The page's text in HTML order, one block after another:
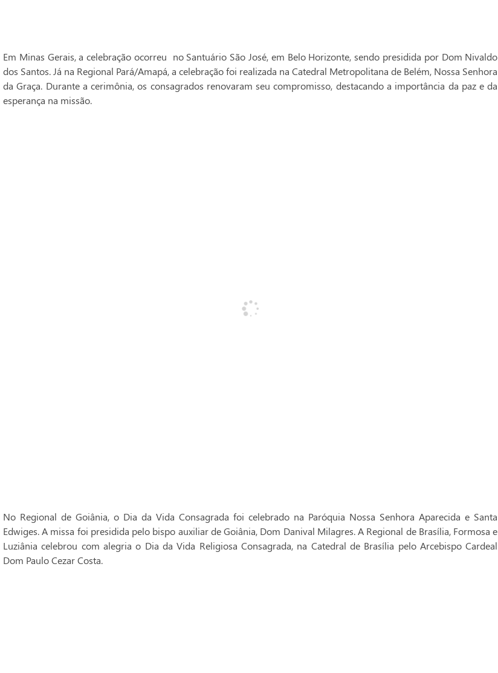
Em Minas Gerais, a celebração ocorreu no Santuário São José, em Belo Horizonte, sendo presidida por Dom Nivaldo
dos Santos. Já na Regional Pará/Amapá, a celebração foi realizada na Catedral Metropolitana de Belém, Nossa Senhora
da Graça. Durante a cerimônia, os consagrados renovaram seu compromisso, destacando a importância da paz e da
esperança na missão.
No Regional de Goiânia, o Dia da Vida Consagrada foi celebrado na Paróquia Nossa Senhora Aparecida e Santa
Edwiges. A missa foi presidida pelo bispo auxiliar de Goiânia, Dom Danival Milagres. A Regional de Brasília, Formosa e
Luziânia celebrou com alegria o Dia da Vida Religiosa Consagrada, na Catedral de Brasília pelo Arcebispo Cardeal
Dom Paulo Cezar Costa.